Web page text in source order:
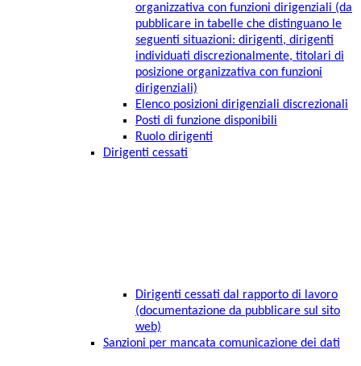
organizzativa con funzioni dirigenziali (da
pubblicare in tabelle che distinguano le
seguenti situazioni: dirigenti, dirigenti
individuati discrezionalmente, titolari di
posizione organizzativa con funzioni
dirigenziali)
Elenco posizioni dirigenziali discrezionali
Posti di funzione disponibili
Ruolo dirigenti
Dirigenti cessati
Dirigenti cessati dal rapporto di lavoro
(documentazione da pubblicare sul sito
web)
Sanzioni per mancata comunicazione dei dati